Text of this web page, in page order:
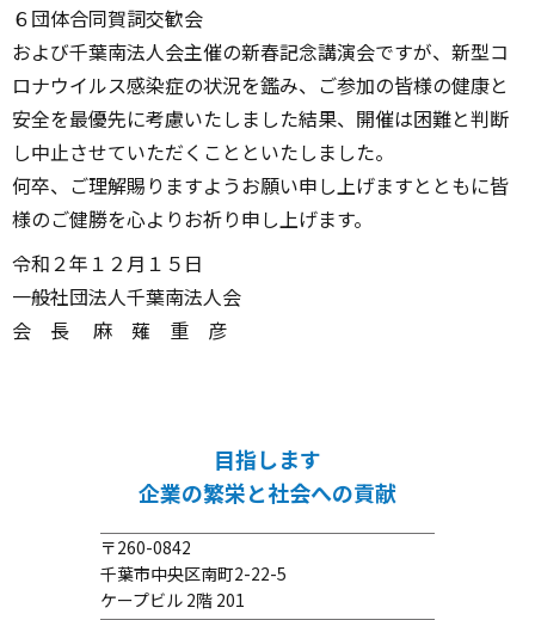
６団体合同賀詞交歓会
および千葉南法人会主催の新春記念講演会ですが、新型コ
ロナウイルス感染症の状況を鑑み、ご参加の皆様の健康と
安全を最優先に考慮いたしました結果、開催は困難と判断
し中止させていただくことといたしました。
何卒、ご理解賜りますようお願い申し上げますとともに皆
様のご健勝を心よりお祈り申し上げます。
令和２年１２月１５日
一般社団法人千葉南法人会
会 長 麻 薙 重 彦
目指します
企業の繁栄と社会への貢献
〒260-0842
千葉市中央区南町2-22-5
ケープビル 2階 201